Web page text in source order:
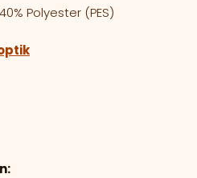
Polyester (PES)